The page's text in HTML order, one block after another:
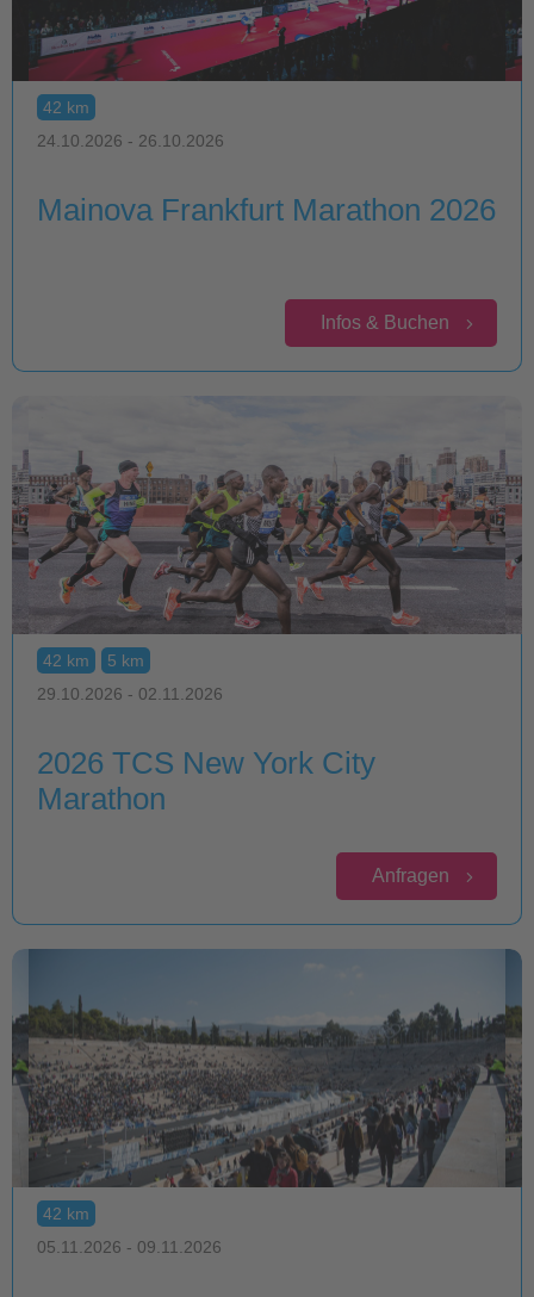
42 km
24.10.2026 - 26.10.2026
Mainova Frankfurt Marathon 2026
Infos & Buchen
42 km
5 km
29.10.2026 - 02.11.2026
2026 TCS New York City
Marathon
Anfragen
42 km
05.11.2026 - 09.11.2026